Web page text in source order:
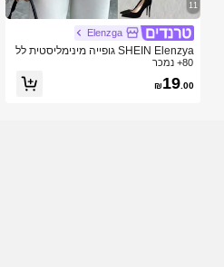
11
Elenzga
SHEIN Elenzya גופייה מינימליסטית לל
א שרוולים בצבע אחיד לנשים, לבוש יומיו
80+ נמכר
₪19.00